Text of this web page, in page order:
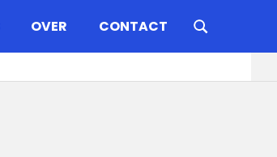
OVER CONTACT